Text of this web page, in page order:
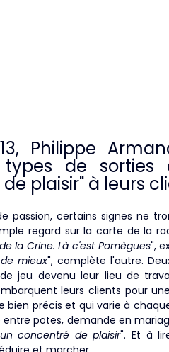
Philippe
types de
plaisir" à leurs
passion, certains signes ne
regard sur la carte de la
la Crine. Là c'est Pomègues",
mieux", complète l'autre.
jeu devenu leur lieu de
leurs clients pour
bien précis et qui varie à
entre potes, demande en
un concentré de plaisir". Et à